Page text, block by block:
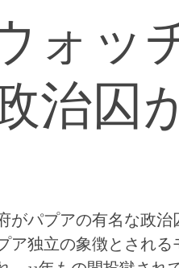
ォッ
治囚
がパプアの有名な政
ア独立の象徴とされ